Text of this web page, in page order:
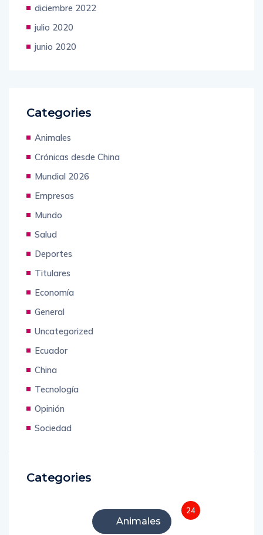
diciembre 2022
julio 2020
junio 2020
Categories
Animales
Crónicas desde China
Mundial 2026
Empresas
Mundo
Salud
Deportes
Titulares
Economía
General
Uncategorized
Ecuador
China
Tecnología
Opinión
Sociedad
Categories
Animales
24